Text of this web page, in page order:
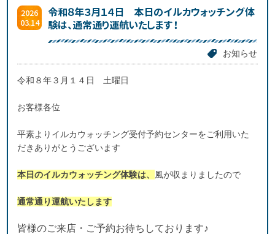
2026
03.14
令和８年３月１４日 本日のイルカウォッチング体
験は、通常通り運航いたします！
お知らせ
令和８年３月１４日 土曜日
お客様各位
平素よりイルカウォッチング受付予約センターをご利用いた
だきありがとうございます
本日のイルカウォッチング体験は、 風が収まりましたので
通常通り運航いたします
皆様のご来店・ご予約お待ちしております♪